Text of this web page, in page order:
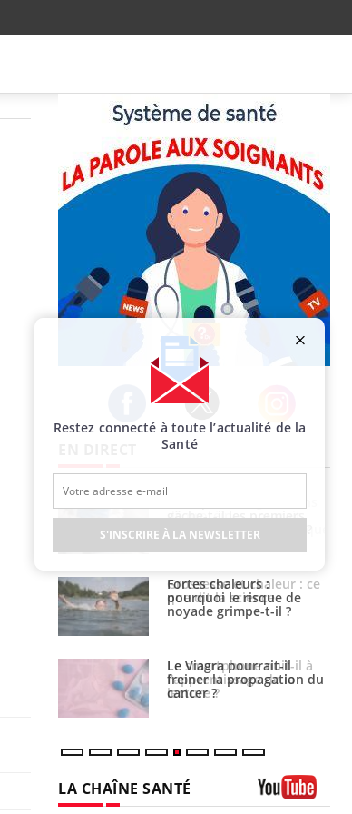
Facebook Twitter Instagram
de protéines pourrait
finalement être bénéfique
Grossesse et chaleur : ce
que dit la science
Le smartphone nuit-il à
l'apprentissage de la
lecture ?
LA CHAÎNE SANTÉ
Restez connecté à toute l’actualité de la
Santé
S'INSCRIRE À LA NEWSLETTER